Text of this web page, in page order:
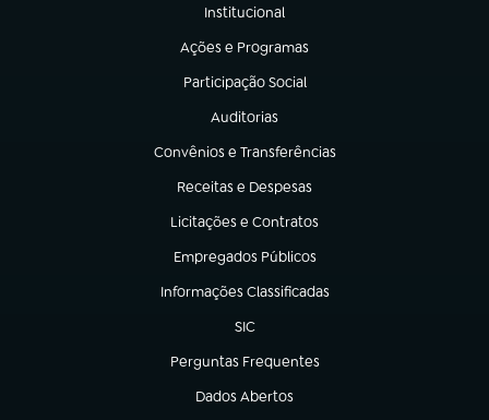
Institucional
(abre em nova aba)
Ações e Programas
(abre em nova aba)
Participação Social
(abre em nova aba)
Auditorias
(abre em nova aba)
Convênios e Transferências
(abre em nova aba)
Receitas e Despesas
(abre em nova aba)
Licitações e Contratos
(abre em nova aba)
Empregados Públicos
(abre em nova aba)
Informações Classificadas
(abre em nova aba)
SIC
(abre em nova aba)
Perguntas Frequentes
(abre em nova aba)
Dados Abertos
(abre em nova aba)